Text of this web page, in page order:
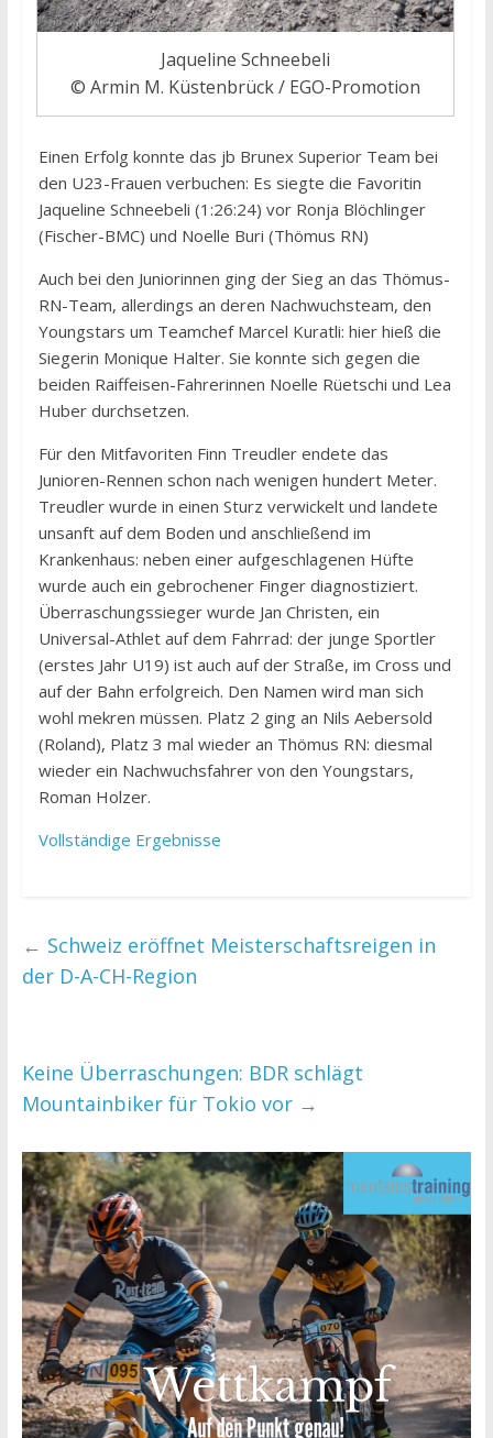
Jaqueline Schneebeli
© Armin M. Küstenbrück / EGO-Promotion
Einen Erfolg konnte das jb Brunex Superior Team bei
den U23-Frauen verbuchen: Es siegte die Favoritin
Jaqueline Schneebeli (1:26:24) vor Ronja Blöchlinger
(Fischer-BMC) und Noelle Buri (Thömus RN)
Auch bei den Juniorinnen ging der Sieg an das Thömus-
RN-Team, allerdings an deren Nachwuchsteam, den
Youngstars um Teamchef Marcel Kuratli: hier hieß die
Siegerin Monique Halter. Sie konnte sich gegen die
beiden Raiffeisen-Fahrerinnen Noelle Rüetschi und Lea
Huber durchsetzen.
Für den Mitfavoriten Finn Treudler endete das
Junioren-Rennen schon nach wenigen hundert Meter.
Treudler wurde in einen Sturz verwickelt und landete
unsanft auf dem Boden und anschließend im
Krankenhaus: neben einer aufgeschlagenen Hüfte
wurde auch ein gebrochener Finger diagnostiziert.
Überraschungssieger wurde Jan Christen, ein
Universal-Athlet auf dem Fahrrad: der junge Sportler
(erstes Jahr U19) ist auch auf der Straße, im Cross und
auf der Bahn erfolgreich. Den Namen wird man sich
wohl mekren müssen. Platz 2 ging an Nils Aebersold
(Roland), Platz 3 mal wieder an Thömus RN: diesmal
wieder ein Nachwuchsfahrer von den Youngstars,
Roman Holzer.
Vollständige Ergebnisse
← Schweiz eröffnet Meisterschaftsreigen in
der D-A-CH-Region
Keine Überraschungen: BDR schlägt
Mountainbiker für Tokio vor →